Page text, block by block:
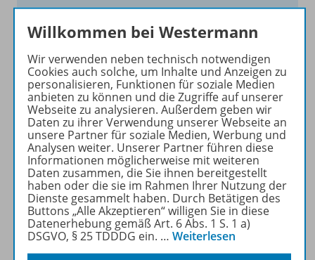
wir Ihnen einen Service, um
Ihren Unterricht aktuell und
einfach zu gestalten. Jede
Woche drei bis vier
Neuerscheinungen mit
großem Online Archiv.
Mehr erfahren
Informationen
Willkommen bei Westermann
Wir verwenden neben technisch notwendigen
Cookies auch solche, um Inhalte und Anzeigen zu
personalisieren, Funktionen für soziale Medien
anbieten zu können und die Zugriffe auf unserer
Webseite zu analysieren. Außerdem geben wir
Daten zu ihrer Verwendung unserer Webseite an
unsere Partner für soziale Medien, Werbung und
Analysen weiter. Unserer Partner führen diese
Informationen möglicherweise mit weiteren
Daten zusammen, die Sie ihnen bereitgestellt
haben oder die sie im Rahmen Ihrer Nutzung der
Dienste gesammelt haben. Durch Betätigen des
Buttons „Alle Akzeptieren“ willigen Sie in diese
Datenerhebung gemäß Art. 6 Abs. 1 S. 1 a)
DSGVO, § 25 TDDDG ein. … Weiterlesen